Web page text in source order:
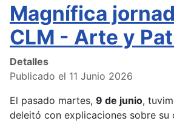
Magnífica
CLM - Arte y
Detalles
Publicado el 11 Junio 2026
El pasado martes, 9 de junio,
deleitó con explicaciones sobre